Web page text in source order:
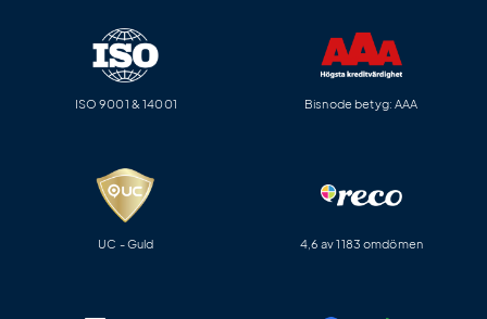
ISO 9001 & 14001 Bisnode betyg: AAA
UC - Guld 4,6 av 1183 omdömen